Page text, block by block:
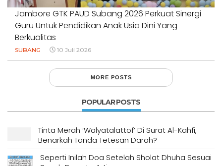
Jambore GTK PAUD Subang 2026 Perkuat Sinergi
Guru Untuk Pendidikan Anak Usia Dini Yang
Berkualitas
SUBANG 10 Juli 2026
MORE POSTS
POPULAR POSTS
Tinta Merah ‘Walyatalattof’ Di Surat Al-Kahfi,
Benarkah Tanda Tetesan Darah?
Seperti Inilah Doa Setelah Sholat Dhuha Sesuai